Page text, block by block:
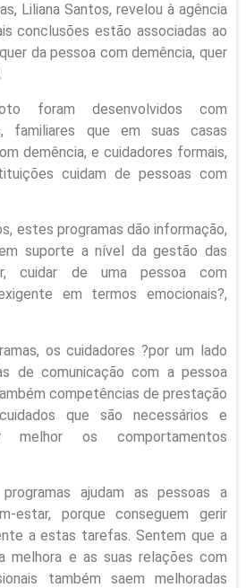
Liliana Santos, revelou à agência
conclusões estão associadas ao
da pessoa com demência, quer
foram desenvolvidos com
familiares que em suas casas
demência, e cuidadores formais,
cuidam de pessoas com
estes programas dão informação,
suporte a nível da gestão das
cuidar de uma pessoa com
em termos emocionais?,
os cuidadores ?por um lado
de comunicação com a pessoa
competências de prestação
que são necessários e
melhor os comportamentos
ajudam as pessoas a
estar, porque conseguem gerir
a estas tarefas. Sentem que a
melhora e as suas relações com
também saem melhoradas